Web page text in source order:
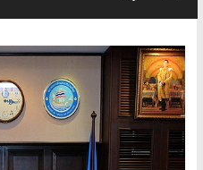
นสัมมนา "Investment and